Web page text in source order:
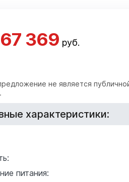
369 руб.
не является
характеристики:
питания: